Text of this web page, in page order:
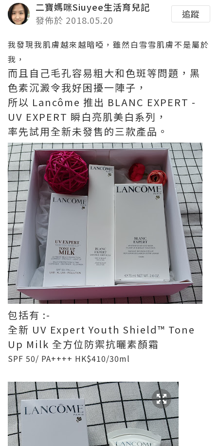
二寶媽咪Siuyee生活育兒記
發佈於 2018.05.20
追蹤
我發現我肌膚越來越暗啞，雖然白雪雪肌膚不是屬於
我，
而且自己毛孔容易粗大和色斑等問題，黑
色素沉澱令我好困擾一陣子，
所以 Lancôme 推出 BLANC EXPERT -
UV EXPERT 瞬白亮肌美白系列，
率先試用全新未發售的三款產品。
包括有 :-
全新 UV Expert Youth Shield™️ Tone
Up Milk 全方位防禦抗曬素顏霜
SPF 50/ PA++++ HK$410/30ml